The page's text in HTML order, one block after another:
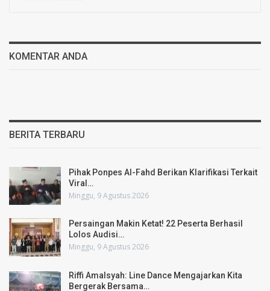
KOMENTAR ANDA
BERITA TERBARU
Pihak Ponpes Al-Fahd Berikan Klarifikasi Terkait
Viral…
Minggu, 9 Agustus 2026
Persaingan Makin Ketat! 22 Peserta Berhasil
Lolos Audisi…
Minggu, 9 Agustus 2026
Riffi Amalsyah: Line Dance Mengajarkan Kita
Bergerak Bersama…